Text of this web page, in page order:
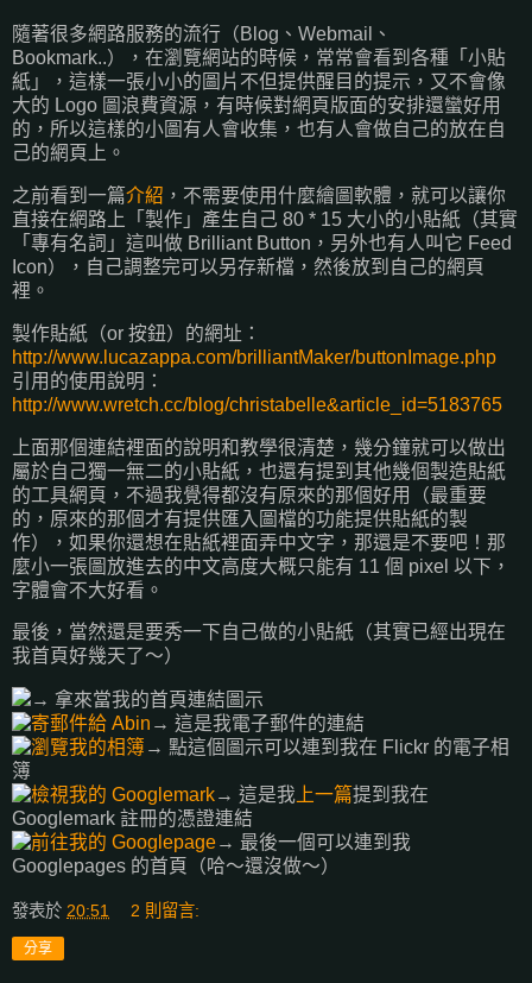
隨著很多網路服務的流行（Blog、Webmail、
Bookmark..），在瀏覽網站的時候，常常會看到各種「小貼
紙」，這樣一張小小的圖片不但提供醒目的提示，又不會像
大的 Logo 圖浪費資源，有時候對網頁版面的安排還蠻好用
的，所以這樣的小圖有人會收集，也有人會做自己的放在自
己的網頁上。
之前看到一篇介紹 ，不需要使用什麼繪圖軟體，就可以讓你
直接在網路上「製作」產生自己 80 * 15 大小的小貼紙（其實
「專有名詞」這叫做 Brilliant Button，另外也有人叫它 Feed
Icon），自己調整完可以另存新檔，然後放到自己的網頁
裡。
製作貼紙（or 按鈕）的網址：
http://www.lucazappa.com/brilliantMaker/buttonImage.php
引用的使用說明：
http://www.wretch.cc/blog/christabelle&article_id=5183765
上面那個連結裡面的說明和教學很清楚，幾分鐘就可以做出
屬於自己獨一無二的小貼紙，也還有提到其他幾個製造貼紙
的工具網頁，不過我覺得都沒有原來的那個好用（最重要
的，原來的那個才有提供匯入圖檔的功能提供貼紙的製
作），如果你還想在貼紙裡面弄中文字，那還是不要吧！那
麼小一張圖放進去的中文高度大概只能有 11 個 pixel 以下，
字體會不大好看。
最後，當然還是要秀一下自己做的小貼紙（其實已經出現在
我首頁好幾天了～）
→ 拿來當我的首頁連結圖示
→ 這是我電子郵件的連結
→ 點這個圖示可以連到我在 Flickr 的電子相
簿
→ 這是我 上一篇提到我在
Googlemark 註冊的憑證連結
→ 最後一個可以連到我
Googlepages 的首頁（哈～還沒做～）
發表於 20:51 2 則留言:
分享